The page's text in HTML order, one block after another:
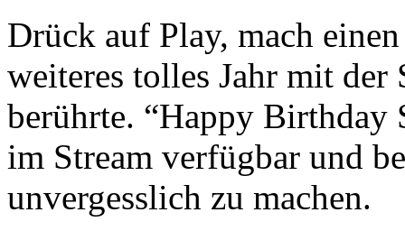
Drück auf Play, mach
weiteres tolles Jahr mit der
berührte. “Happy Birthday
im Stream verfügbar und
unvergesslich zu machen.